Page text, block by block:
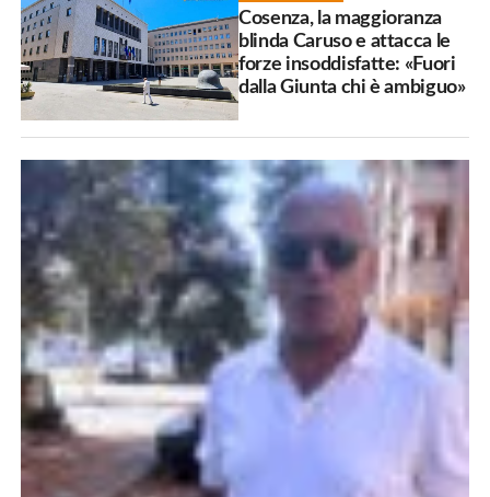
Cosenza, la maggioranza
blinda Caruso e attacca le
forze insoddisfatte: «Fuori
dalla Giunta chi è ambiguo»